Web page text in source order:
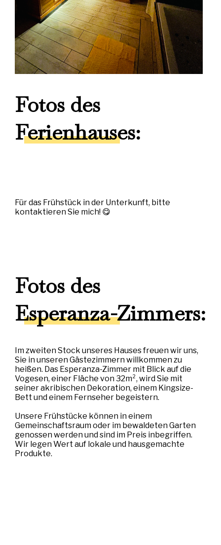
Fotos des
Ferienhauses:
Für das Frühstück in der Unterkunft, bitte
kontaktieren Sie mich! 😋
Fotos des
Esperanza-Zimmers:
Im zweiten Stock unseres Hauses freuen wir uns,
Sie in unseren Gästezimmern willkommen zu
heißen. Das Esperanza-Zimmer mit Blick auf die
Vogesen, einer Fläche von 32m², wird Sie mit
seiner akribischen Dekoration, einem Kingsize-
Bett und einem Fernseher begeistern.
Unsere Frühstücke können in einem
Gemeinschaftsraum oder im bewaldeten Garten
genossen werden und sind im Preis inbegriffen.
Wir legen Wert auf lokale und hausgemachte
Produkte.